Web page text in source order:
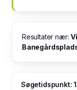
Resultater nær:
Søgetidspunkt: